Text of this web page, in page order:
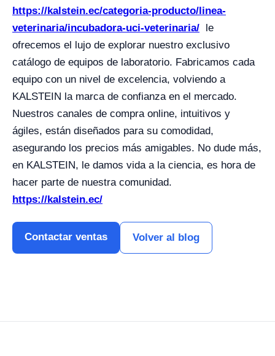
https://kalstein.ec/categoria-producto/linea-
veterinaria/incubadora-uci-veterinaria/ le
ofrecemos el lujo de explorar nuestro exclusivo
catálogo de equipos de laboratorio. Fabricamos cada
equipo con un nivel de excelencia, volviendo a
KALSTEIN la marca de confianza en el mercado.
Nuestros canales de compra online, intuitivos y
ágiles, están diseñados para su comodidad,
asegurando los precios más amigables. No dude más,
en KALSTEIN, le damos vida a la ciencia, es hora de
hacer parte de nuestra comunidad.
https://kalstein.ec/
Contactar ventas Volver al blog